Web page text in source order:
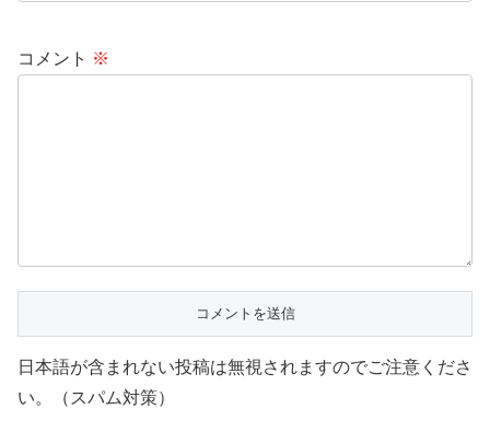
コメント ※
日本語が含まれない投稿は無視されますのでご注意くださ
い。（スパム対策）